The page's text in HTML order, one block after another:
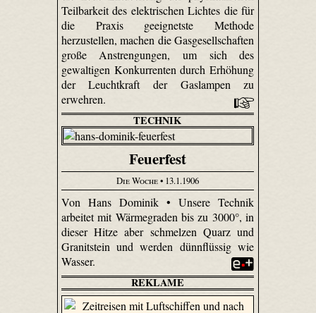
Teilbarkeit des elektrischen Lichtes die für
die Praxis geeignetste Methode
herzustellen, machen die Gasgesellschaften
große Anstrengungen, um sich des
gewaltigen Konkurrenten durch Erhöhung
der Leuchtkraft der Gaslampen zu
erwehren.
TECHNIK
Feuerfest
Die Woche• 13.1.1906
Von Hans Dominik • Unsere Technik
arbeitet mit Wärmegraden bis zu 3000°, in
dieser Hitze aber schmelzen Quarz und
Granitstein und werden dünnflüssig wie
Wasser.
REKLAME